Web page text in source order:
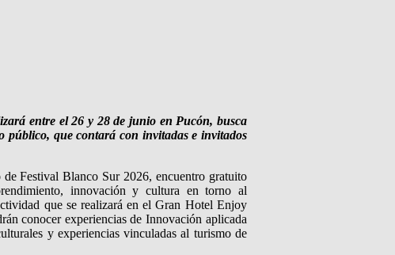
entre el 26 y 28 de junio en Pucón, busca
que contará con invitadas e invitados
Festival Blanco Sur 2026, encuentro gratuito
innovación y cultura en torno al
que se realizará en el Gran Hotel Enjoy
conocer experiencias de Innovación aplicada
y experiencias vinculadas al turismo de